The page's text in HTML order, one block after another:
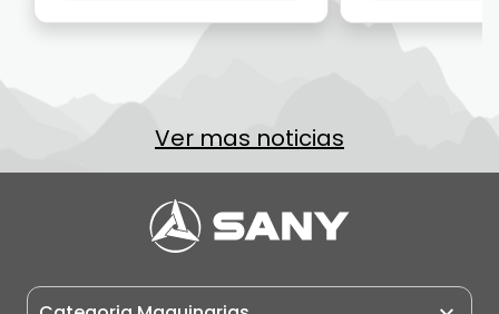
Ver mas noticias